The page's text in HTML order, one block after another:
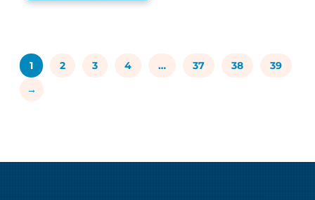
1 2 3 4 … 37 38
39
→